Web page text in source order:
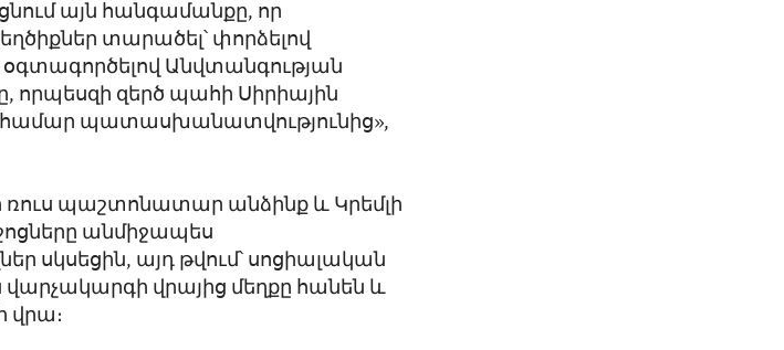
այն հանգամանքը, որ
տարածել՝ փորձելով
Անվտանգության
որպեսզի զերծ պահի Սիրիային
համար պատասխանատվությունից»,
ռուս պաշտոնատար անձինք և Կրեմլի
անմիջապես
սկսեցին, այդ թվում՝ սոցիալական
վրայից մեղքը հանեն և
վրա։